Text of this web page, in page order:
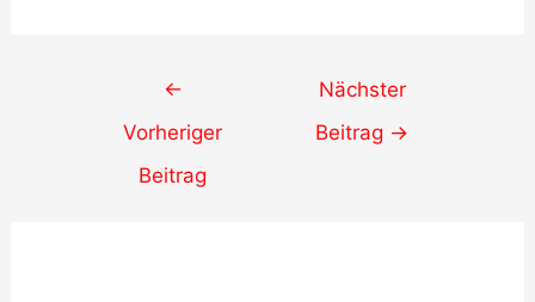
←
Vorheriger
Beitrag
Nächster
Beitrag →